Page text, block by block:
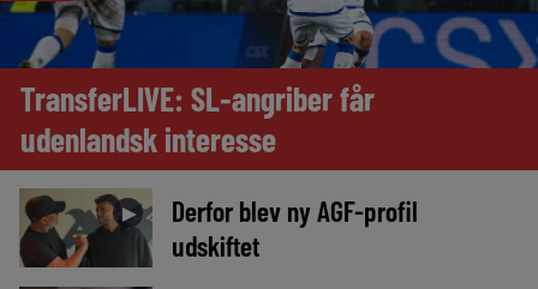
TransferLIVE: SL-angriber får
udenlandsk interesse
►
Derfor blev ny AGF-profil
udskiftet